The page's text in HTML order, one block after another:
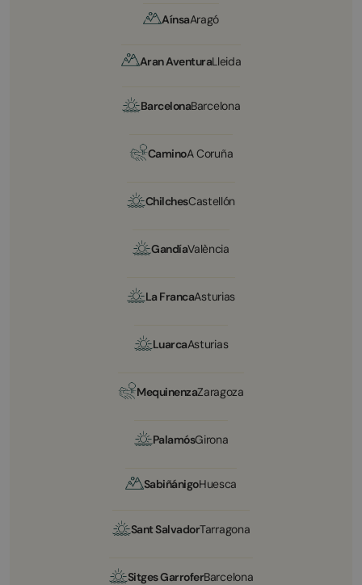
AínsaAragó
Aran AventuraLleida
BarcelonaBarcelona
CaminoA Coruña
ChilchesCastellón
GandíaValència
La FrancaAsturias
LuarcaAsturias
MequinenzaZaragoza
PalamósGirona
SabiñánigoHuesca
Sant SalvadorTarragona
Sitges GarroferBarcelona